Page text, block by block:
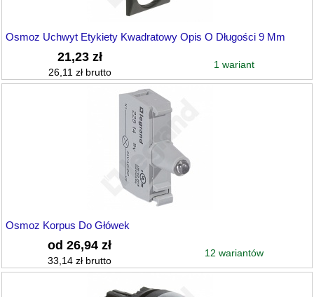
Osmoz Uchwyt Etykiety Kwadratowy Opis O Długości 9 Mm
21,23 zł
26,11 zł brutto
1 wariant
Osmoz Korpus Do Główek
od 26,94 zł
33,14 zł brutto
12 wariantów